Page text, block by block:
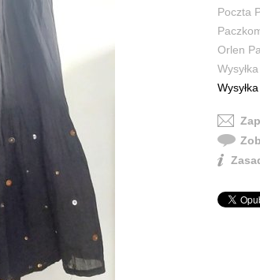
Poczta
Orlen